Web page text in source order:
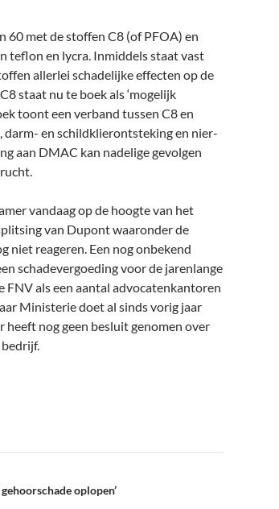
60 met de stoffen C8 (of PFOA) en
teflon en lycra. Inmiddels staat vast
allerlei schadelijke effecten op de
staat nu te boek als ‘mogelijk
toont een verband tussen C8 en
darm- en schildklierontsteking en nier-
aan DMAC kan nadelige gevolgen
vandaag op de hoogte van het
van Dupont waaronder de
niet reageren. Een nog onbekend
schadevergoeding voor de jarenlange
FNV als een aantal advocatenkantoren
Ministerie doet al sinds vorig jaar
heeft nog geen besluit genomen over
oplopen’